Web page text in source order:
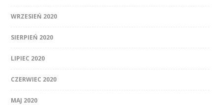
WRZESIEŃ 2020
SIERPIEŃ 2020
LIPIEC 2020
CZERWIEC 2020
MAJ 2020